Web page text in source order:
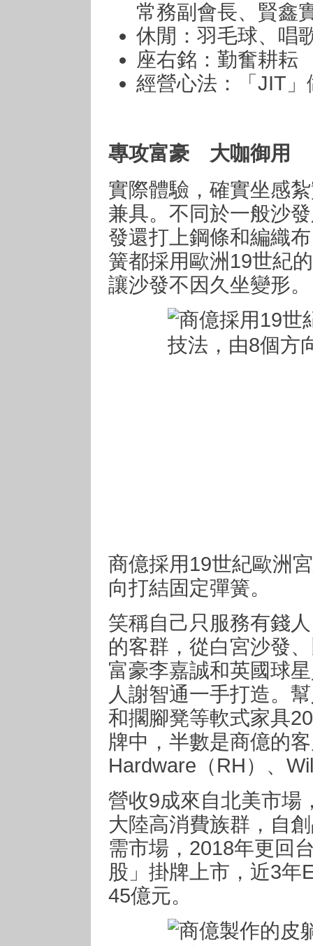
常務副會長、賢鑫
休閒：羽毛球、唱
座右銘：勤奮耕耘
經營心法：「JIT
專攻富豪 大咖御用
實際體驗，確實坐感
兼具。不同於一般沙
發還打上鋼條和編織
簧都採用歐洲19世紀
讓沙發不因久坐變形。
商億採用19世紀歐洲
向打結固定彈簧。
笑稱自己只服務有錢
的客群，從白宮沙發
富豪李嘉誠和英國球
人謝智通一手打造。
和擱腳凳等軟式家具
牌中，半數是商億的
Hardware（RH）、
營收9成來自北美市場
大陸高消費族群，自
需市場，2018年更回
股」掛牌上市，近3年
45億元。